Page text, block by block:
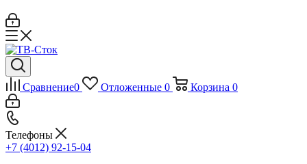
Сравнение0 Отложенные 0 Корзина 0
Телефоны
+7 (4012) 92-15-04